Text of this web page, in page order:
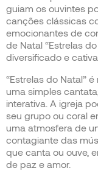
guiam os ouvintes
canções clássicas
emocionantes de
de Natal “Estrelas
diversificado e
“Estrelas do Natal”
uma simples
interativa. A igreja
seu grupo ou coral
uma atmosfera de
contagiante das
que canta ou ouve,
de paz e amor.